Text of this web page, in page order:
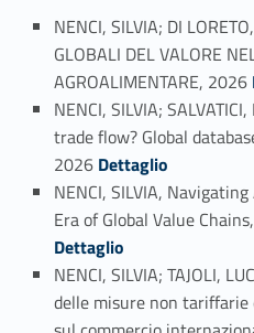
NENCI, SILVIA; DI
GLOBALI DEL VALORE
AGROALIMENTARE, 2026
NENCI, SILVIA;
trade flow? Global
2026 Link identifier #identifier_person_158457-50
Dettaglio
NENCI, SILVIA,
Era of Global Value
Dettaglio
NENCI, SILVIA; TAJOLI,
delle misure non